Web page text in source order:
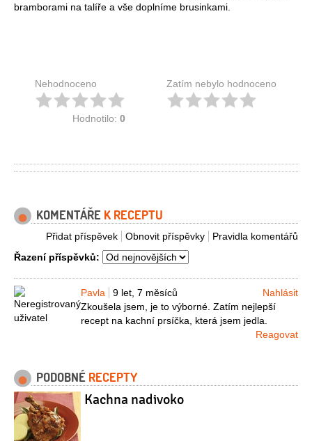
bramborami na talíře a vše doplníme brusinkami.
Nehodnoceno
Hodnotilo: 0
Zatím nebylo hodnoceno
KOMENTÁŘE K RECEPTU
Pravidla komentářů
Obnovit příspěvky
Přidat příspěvek
Řazení příspěvků:
Pavla 9 let, 7 měsíců
Nahlásit
Zkoušela jsem, je to výborné. Zatím nejlepší
recept na kachní prsíčka, která jsem jedla.
Reagovat
PODOBNÉ RECEPTY
Kachna nadivoko